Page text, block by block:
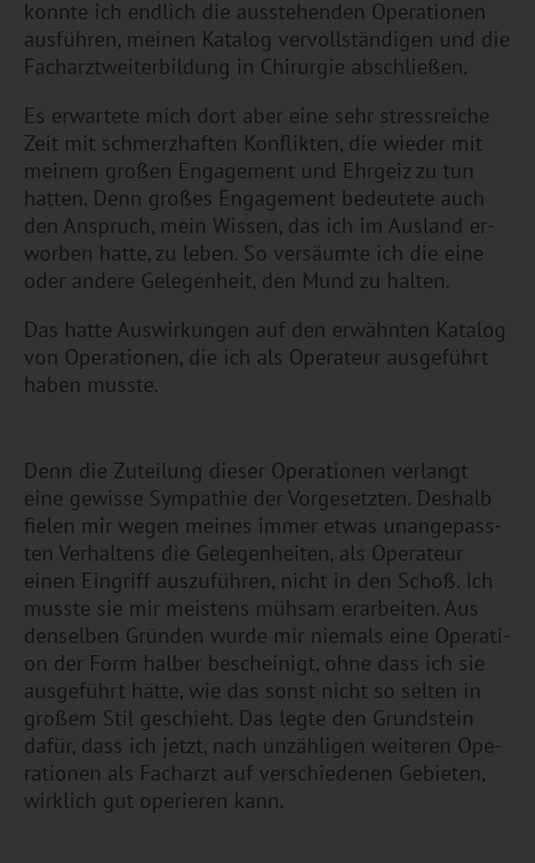
konn­te ich end­lich die aus­ste­hen­den Ope­ra­tio­nen
aus­füh­ren, mei­nen Ka­ta­log ver­voll­stän­di­gen und die
Fach­arzt­wei­ter­bil­dung in Chir­ur­gie ab­schlie­ßen.
Es er­war­te­te mich dort aber eine sehr stress­rei­che
Zeit mit schmerz­haf­ten Kon­flik­ten, die wie­der mit
mei­nem gro­ßen En­ga­ge­ment und Ehr­geiz zu tun
hat­ten. Denn gro­ßes En­ga­ge­ment be­deu­te­te auch
den An­spruch, mein Wis­sen, das ich im Aus­land er­
wor­ben hatte, zu leben. So ver­säum­te ich die eine
oder an­de­re Ge­le­gen­heit, den Mund zu hal­ten.
Das hatte Aus­wir­kun­gen auf den er­wähn­ten Ka­ta­log
von Ope­ra­tio­nen, die ich als Ope­ra­teur aus­ge­führt
haben muss­te.
Denn die Zu­tei­lung die­ser Ope­ra­tio­nen ver­langt
eine ge­wis­se Sym­pa­thie der Vor­ge­setz­ten. Des­halb
fie­len mir wegen mei­nes immer etwas un­an­ge­pass­
ten Ver­hal­tens die Ge­le­gen­hei­ten, als Ope­ra­teur
einen Ein­griff aus­zu­füh­ren, nicht in den Schoß. Ich
muss­te sie mir meis­tens müh­sam er­ar­bei­ten. Aus
den­sel­ben Grün­den wurde mir nie­mals eine Ope­ra­ti­
on der Form hal­ber be­schei­nigt, ohne dass ich sie
aus­ge­führt hätte, wie das sonst nicht so sel­ten in
gro­ßem Stil ge­schieht. Das legte den Grund­stein
dafür, dass ich jetzt, nach un­zäh­li­gen wei­te­ren Ope­
ra­tio­nen als Fach­arzt auf ver­schie­de­nen Ge­bie­ten,
wirk­lich gut ope­rie­ren kann.